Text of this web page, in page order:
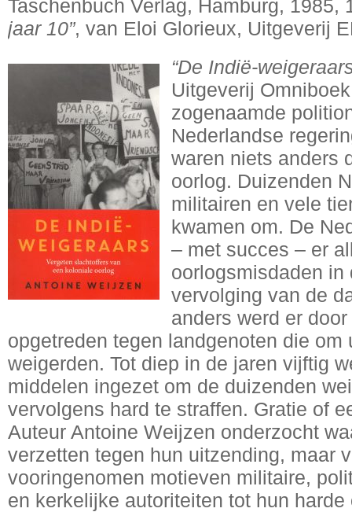
Taschenbuch Verlag, Hamburg, 1985,
jaar 10”, van Eloi Glorieux, Uitgeverij
“De Indië-
Uitgeverij
zogenaamde
Nederlandse
waren niets anders
oorlog. Duizenden
militairen en vele
kwamen om. De
– met succes – er
oorlogsmisdaden in
vervolging van de
anders werd er
opgetreden tegen landgenoten die
weigerden. Tot diep in de jaren vijftig
middelen ingezet om de duizenden
vervolgens hard te straffen. Gratie of
Auteur Antoine Weijzen onderzocht
verzetten tegen hun uitzending, maar
vooringenomen motieven militaire,
en kerkelijke autoriteiten tot hun